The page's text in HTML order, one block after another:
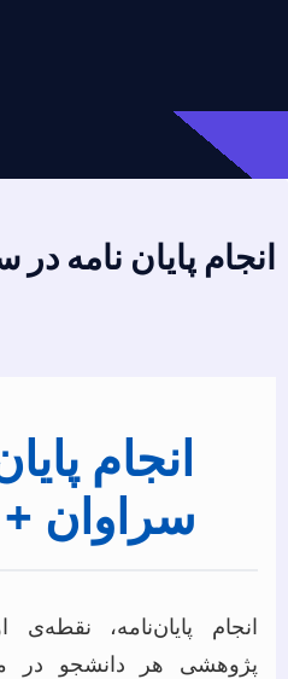
انجام پایان نامه
انجام
سراوان
انجام پایان‌نامه،
پژوهشی هر دانشجو در